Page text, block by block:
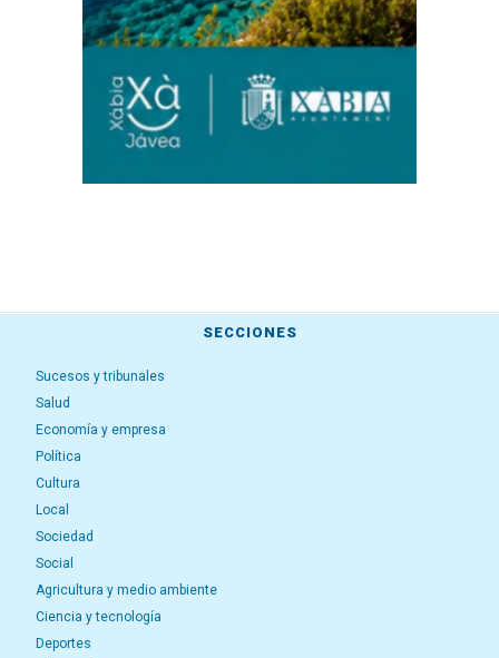
SECCIONES
Sucesos y tribunales
Salud
Economía y empresa
Política
Cultura
Local
Sociedad
Social
Agricultura y medio ambiente
Ciencia y tecnología
Deportes